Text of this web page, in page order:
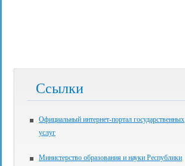
Ссылки
Официальный интернет-портал государственных
услуг
Министерство образования и науки Республики